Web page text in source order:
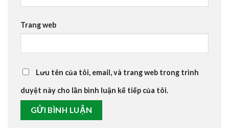
Trang web
Lưu tên của tôi, email, và trang web trong trình
duyệt này cho lần bình luận kế tiếp của tôi.